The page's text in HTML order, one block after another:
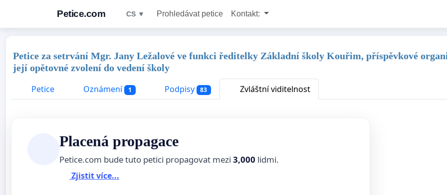
Petice.com CS ▼ Prohledávat petice Kontakt:
Petice za setrvání Mgr. Jany Ležalové ve funkci ředitelky Základní školy Kouřim, příspěvkové
její opětovné zvolení do vedení školy
Petice
Oznámení 1 Podpisy 83 Zvláštní viditelnost
Placená propagace
Petice.com bude tuto petici propagovat mezi 3,000 lidmi.
Zjistit více...